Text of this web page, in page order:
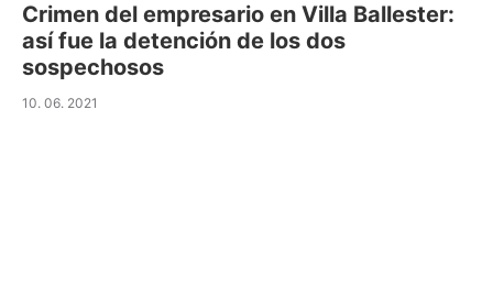
Crimen del empresario en Villa Ballester:
así fue la detención de los dos
sospechosos
10. 06. 2021